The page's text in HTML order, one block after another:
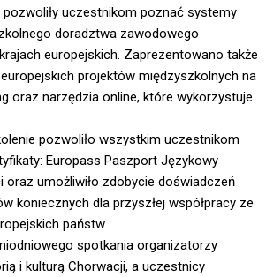
uczestnikom poznać systemy
doradztwa zawodowego
europejskich. Zaprezentowano także
projektów międzyszkolnych na
oraz narzędzia online, które wykorzystuje
pozwoliło wszystkim uczestnikom
Europass Paszport Językowy
oraz umożliwiło zdobycie doświadczeń
koniecznych dla przyszłej współpracy ze
państw.
spotkania organizatorzy
i kulturą Chorwacji, a uczestnicy